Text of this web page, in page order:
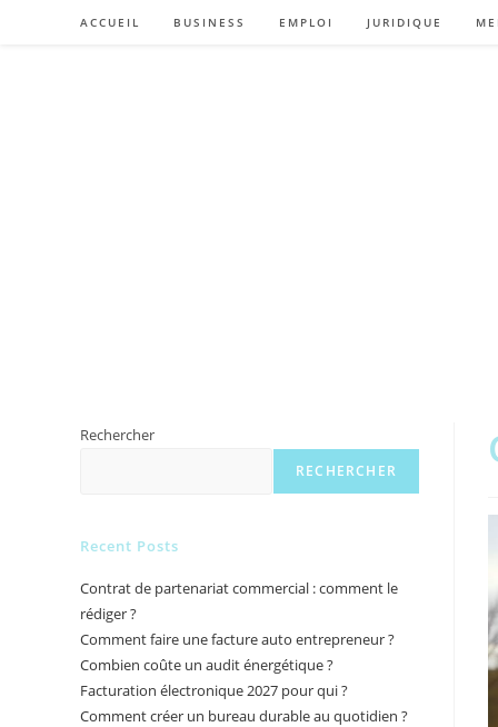
ACCUEIL BUSINESS EMPLOI JURIDIQUE
Rechercher
RECHERCHER
Recent Posts
Contrat de partenariat commercial : comment le
rédiger ?
Comment faire une facture auto entrepreneur ?
Combien coûte un audit énergétique ?
Facturation électronique 2027 pour qui ?
Comment créer un bureau durable au quotidien ?